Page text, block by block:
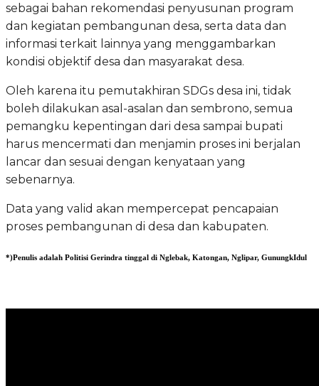
sebagai bahan rekomendasi penyusunan program
dan kegiatan pembangunan desa, serta data dan
informasi terkait lainnya yang menggambarkan
kondisi objektif desa dan masyarakat desa.
Oleh karena itu pemutakhiran SDGs desa ini, tidak
boleh dilakukan asal-asalan dan sembrono, semua
pemangku kepentingan dari desa sampai bupati
harus mencermati dan menjamin proses ini berjalan
lancar dan sesuai dengan kenyataan yang
sebenarnya.
Data yang valid akan mempercepat pencapaian
proses pembangunan di desa dan kabupaten.
*)Penulis adalah Politisi Gerindra tinggal di Nglebak, Katongan, Nglipar, GunungkIdul